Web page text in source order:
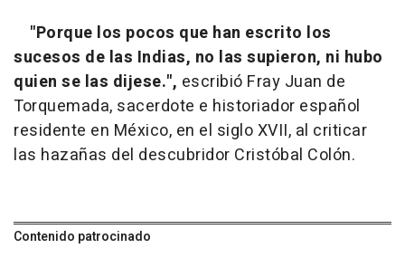
"Porque los pocos que han escrito los
sucesos de las Indias, no las supieron, ni hubo
quien se las dijese.", escribió Fray Juan de
Torquemada, sacerdote e historiador español
residente en México, en el siglo XVII, al criticar
las hazañas del descubridor Cristóbal Colón.
Contenido patrocinado